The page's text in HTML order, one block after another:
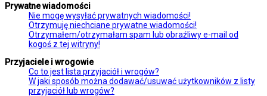
Prywatne wiadomości
Nie mogę wysyłać prywatnych wiadomości!
Otrzymuję niechciane prywatne wiadomości!
Otrzymałem/otrzymałam spam lub obraźliwy e-mail od
kogoś z tej witryny!
Przyjaciele i wrogowie
Co to jest lista przyjaciół i wrogów?
W jaki sposób można dodawać/usuwać użytkowników z listy
przyjaciół lub wrogów?